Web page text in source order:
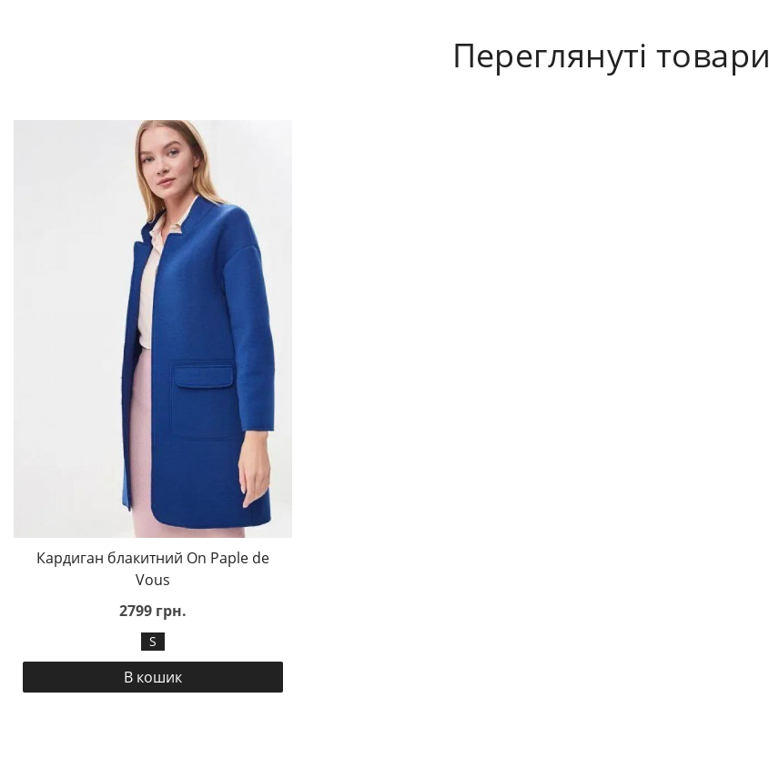
Переглянуті товари
Кардиган блакитний On Paple de
Vous
2799 грн.
S
В кошик